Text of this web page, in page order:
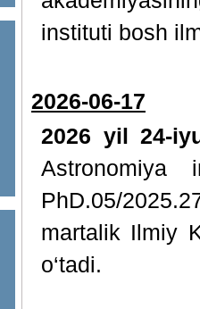
instituti bosh
2026-06-17
2026 yil 24-
Astronomiya
PhD.05/
martalik Ilmiy
o‘tadi.